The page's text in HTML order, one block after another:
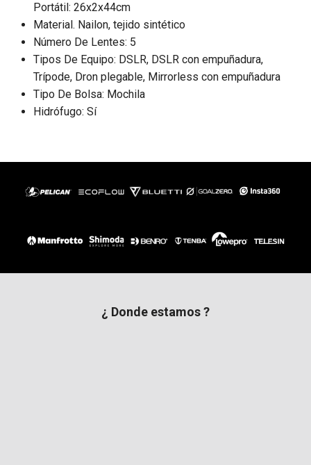
Portátil: 26x2x44cm
Material. Nailon, tejido sintético
Número De Lentes: 5
Tipos De Equipo: DSLR, DSLR con empuñadura,
Trípode, Dron plegable, Mirrorless con empuñadura
Tipo De Bolsa: Mochila
Hidrófugo: Sí
¿ Donde estamos ?